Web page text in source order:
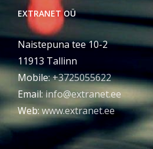
EXTRANET OÜ
Naistepuna tee 10-2
11913 Tallinn
Mobile:+3725055622
Email:info@extranet.ee
Web:www.extranet.ee